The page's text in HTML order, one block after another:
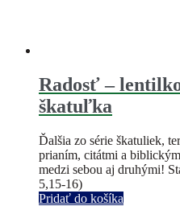
Radosť –
škatuľka
Ďalšia zo série škatuliek,
prianím, citátmi a
medzi sebou aj druhými!
5,15-16)
Pridať do košíka